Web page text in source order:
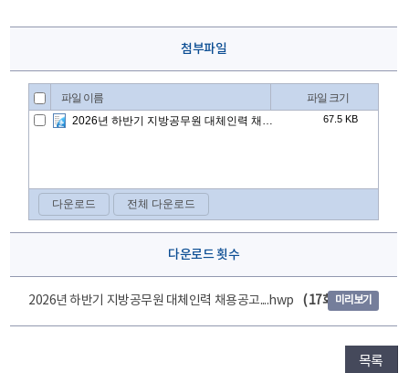
첨부파일
다운로드 횟수
2026년 하반기 지방공무원 대체인력 채용공고....hwp ( 17회 )미리보기
목록